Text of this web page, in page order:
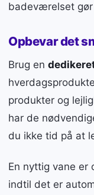
badeværelset
Opbevar det
Brug en
produkter og
har de
du ikke tid på at
En nyttig vane er
indtil det er